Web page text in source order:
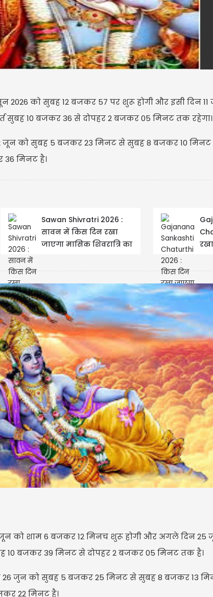
को सुबह 12 बजकर 57 पर शुरू होगी और इसी दिन 11
सुबह 10 बजकर 36 से दोपहर 2 बजकर 05 मिनट तक रहेगा।
जून को सुबह 5 बजकर 23 मिनट से सुबह 8 बजकर 10 मिनट
36 मिनट है।
Sawan Shivratri 2026 :
सावन में किस दिन रखा
जाएगा मासिक शिवरात्रि का
को शाम 6 बजकर 12 मिनच शुरू होगी और अगले दिन 25
10 बजकर 39 मिनट से दोपहर 2 बजकर 05 मिनट तक है।
26 जुन को सुबह 5 बजकर 25 मिनट से सुबह 8 बजकर 13
22 मिनट है।